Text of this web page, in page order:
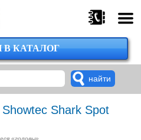
375
224-
00-
00
В КАТАЛОГ
Shark Spot
«головы»